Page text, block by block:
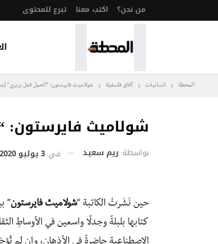
من نحن؟ اكتب معنا تبرع للمحتوى
المحطة انسانيات آفاق فلسفيّة‎ شولاميث فايرستون: “الحمل فعل بربري”
شولاميث فايرستون:
بواسطة ريم سعيد في 3 يوليو 2020
حين نَشَرتْ الكاتبة “شولاميث فايرستون
كتابها بلبلةً وجدلًا واسعين في الأوساطِ